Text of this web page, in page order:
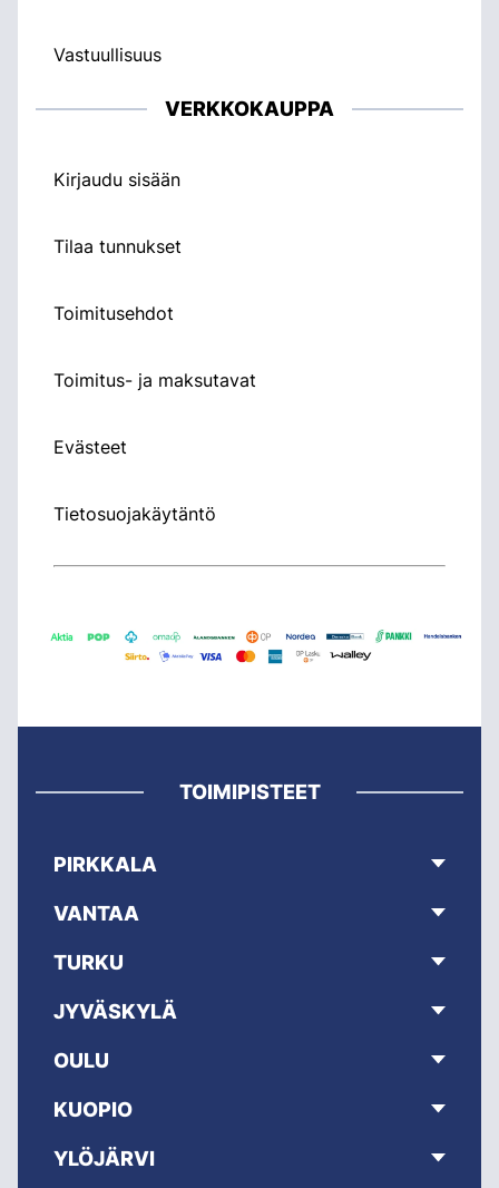
Vastuullisuus
VERKKOKAUPPA
Kirjaudu sisään
Tilaa tunnukset
Toimitusehdot
Toimitus- ja maksutavat
Evästeet
Tietosuojakäytäntö
TOIMIPISTEET
PIRKKALA
VANTAA
TURKU
JYVÄSKYLÄ
OULU
KUOPIO
YLÖJÄRVI